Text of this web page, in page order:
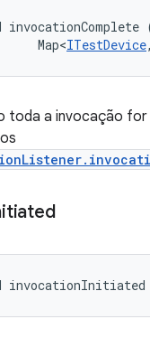
Map<
ITestDevice
toda a invocação for